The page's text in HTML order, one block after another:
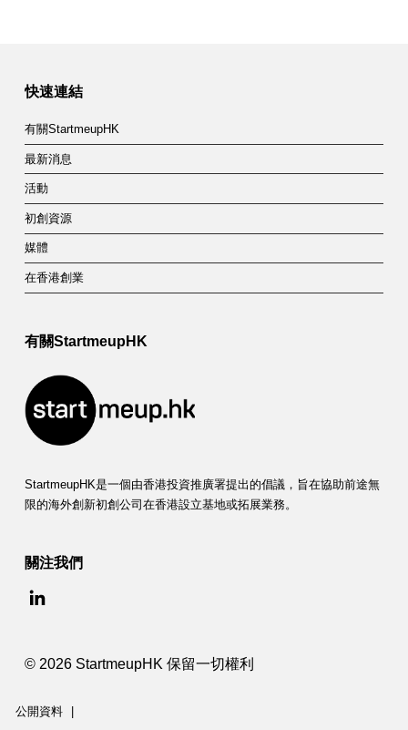
快速連結
有關StartmeupHK
最新消息
活動
初創資源
媒體
在香港創業
有關StartmeupHK
StartmeupHK是一個由香港投資推廣署提出的倡議，旨在協助前途無
限的海外創新初創公司在香港設立基地或拓展業務。
關注我們
© 2026 StartmeupHK 保留一切權利
公開資料